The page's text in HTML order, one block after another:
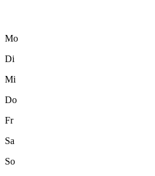
Mo
Di
Mi
Do
Fr
Sa
So